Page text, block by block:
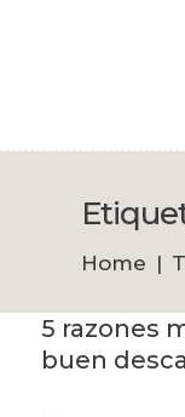
Home
Tu
CITA
5 razones
buen